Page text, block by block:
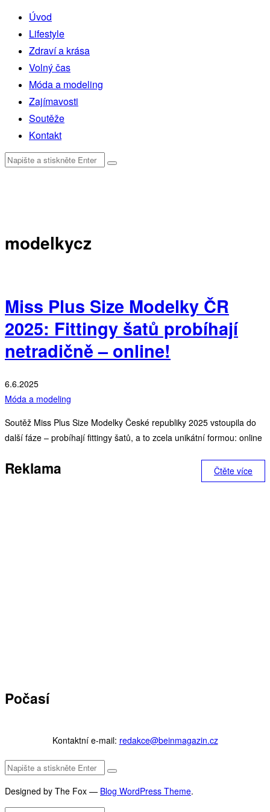
Úvod
Lifestyle
Zdraví a krása
Volný čas
Móda a modeling
Zajímavosti
Soutěže
Kontakt
modelkycz
Miss Plus Size Modelky ČR
2025: Fittingy šatů probíhají
netradičně – online!
6.6.2025
Móda a modeling
Soutěž Miss Plus Size Modelky České republiky 2025 vstoupila do
další fáze – probíhají fittingy šatů, a to zcela unikátní formou: online
Čtěte více
Reklama
Počasí
Kontaktní e-mail: redakce@beinmagazin.cz
Designed by The Fox — Blog WordPress Theme.